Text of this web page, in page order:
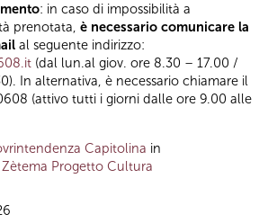
: in caso di impossibilità a
prenotata, è necessario comunicare la
al seguente indirizzo:
(dal lun.al giov. ore 8.30 – 17.00 /
In alternativa, è necessario chiamare il
(attivo tutti i giorni dalle ore 9.00 alle
Capitolina in
Zètema Progetto Cultura